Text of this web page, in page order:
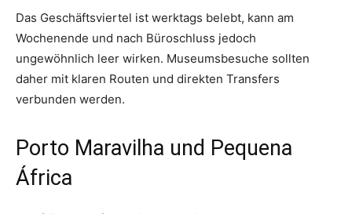
Das Geschäftsviertel ist werktags belebt, kann am
Wochenende und nach Büroschluss jedoch
ungewöhnlich leer wirken. Museumsbesuche sollten
daher mit klaren Routen und direkten Transfers
verbunden werden.
Porto Maravilha und Pequena
África